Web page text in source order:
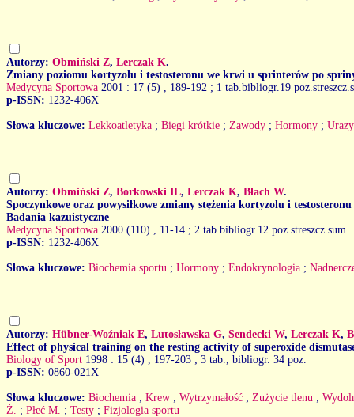
Autorzy: Obmiński Z, Lerczak K.
Zmiany poziomu kortyzolu i testosteronu we krwi u sprinterów po
Medycyna Sportowa 2001 : 17 (5)
, 189-192 ; 1 tab.bibliogr.19
p-ISSN: 1232-406X
Słowa kluczowe: Lekkoatletyka ; Biegi krótkie ; Zawody ; Hormony ; Urazy
Autorzy: Obmiński Z, Borkowski IL, Lerczak K, Błach W.
Spoczynkowe oraz powysiłkowe zmiany stężenia kortyzolu i
Badania kazuistyczne
Medycyna Sportowa 2000 (110)
, 11-14 ; 2 tab.bibliogr.12 poz.streszcz.sum
p-ISSN: 1232-406X
Słowa kluczowe: Biochemia sportu ; Hormony ; Endokrynologia ;
Autorzy: Hübner-Woźniak E, Lutosławska G, Sendecki W, Lerczak K,
Effect of physical training on the resting activity of superoxide
Biology of Sport 1998 : 15 (4)
, 197-203 ; 3 tab., bibliogr. 34 poz.
p-ISSN: 0860-021X
Słowa kluczowe: Biochemia ; Krew ; Wytrzymałość ; Zużycie tlenu ;
Ż.
; Płeć M. ; Testy ; Fizjologia sportu